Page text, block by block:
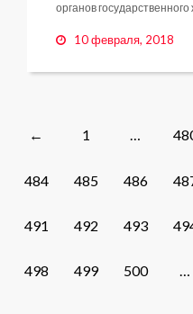
органов
10 февраля, 2018
Posts
navigation
← 1 …
484 485 486
491 492 493
498 499 500 …